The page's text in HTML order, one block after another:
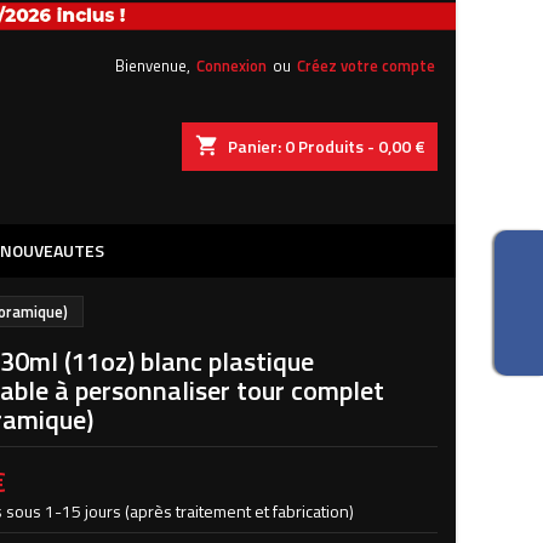
Bienvenue, Connexion ou Créez votre compte
shopping_cart Panier:0Produits - 0,00 €
NOUVEAUTES
(11oz) blanc plastique
à personnaliser tour complet
sous 1-15 jours (après traitement et fabrication)